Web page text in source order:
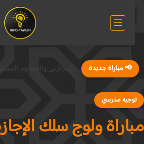
📢 مباراة جديدة
مدرسي
ولوج سلك